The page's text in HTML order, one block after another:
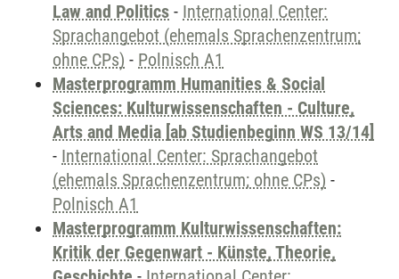
Law and Politics - International Center:
Sprachangebot (ehemals Sprachenzentrum;
ohne CPs) - Polnisch A1
Masterprogramm Humanities & Social
Sciences: Kulturwissenschaften - Culture,
Arts and Media [ab Studienbeginn WS 13/14]
- International Center: Sprachangebot
(ehemals Sprachenzentrum; ohne CPs) -
Polnisch A1
Masterprogramm Kulturwissenschaften:
Kritik der Gegenwart - Künste, Theorie,